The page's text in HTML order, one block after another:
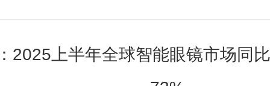
2025上半年全球智能眼镜市场同